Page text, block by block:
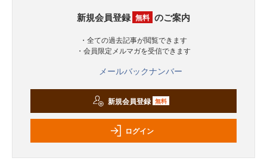
新規会員登録 無料 のご案内
・全ての過去記事が閲覧できます
・会員限定メルマガを受信できます
メールバックナンバー
新規会員登録 無料
ログイン